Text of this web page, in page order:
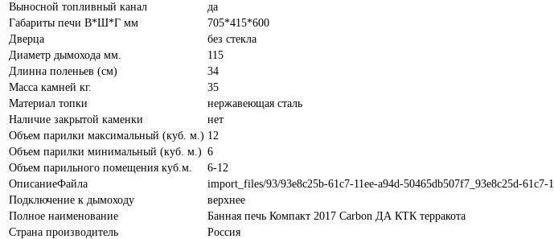
Выносной топливный канал
да
Габариты печи В*Ш*Г мм
705*415*600
Дверца
без стекла
Диаметр дымохода мм.
115
Длинна поленьев (см)
34
Масса камней кг.
35
Материал топки
нержавеющая сталь
Наличие закрытой каменки
нет
Объем парилки максимальный (куб. м.) 12
Объем парилки минимальный (куб. м.) 6
Объем парильного помещения куб.м.
6-12
ОписаниеФайла
import_files/93/93e8c25b-61c7-11ee-a94d-50465db507f7_93e8c25d-
Подключение к дымоходу
верхнее
Полное наименование
Банная печь Компакт 2017 Carbon ДА КТК терракота
Страна производитель
Россия